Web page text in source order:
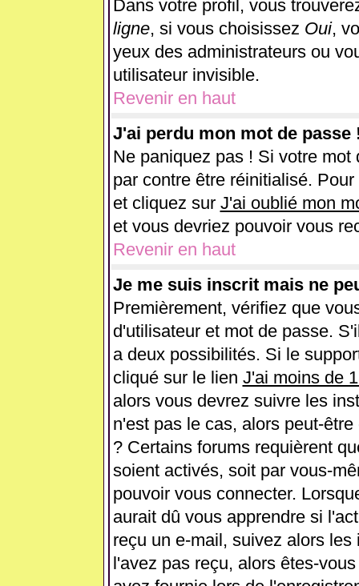
Dans votre profil, vous
ligne, si vous choisissez Oui,
yeux des administrateurs ou
utilisateur invisible.
Revenir en haut
J'ai perdu mon mot de passe
Ne paniquez pas ! Si votre
par contre être réinitialisé.
et cliquez sur J'ai oublié mon
et vous devriez pouvoir vous
Revenir en haut
Je me suis inscrit mais ne
Premièrement, vérifiez que
d'utilisateur et mot de passe.
a deux possibilités. Si le
cliqué sur le lien J'ai moins de
alors vous devrez suivre les
n'est pas le cas, alors peut-
? Certains forums requièrent
soient activés, soit par vous-
pouvoir vous connecter.
aurait dû vous apprendre si
reçu un e-mail, suivez alors
l'avez pas reçu, alors êtes-